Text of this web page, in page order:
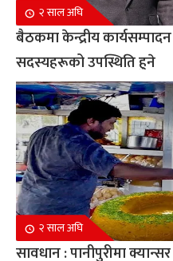
२ साल अघि
बैठकमा केन्द्रीय
सदस्यहरूको उपस्थिति हुने
२ साल अघि
सावधान : पानीपुरीमा